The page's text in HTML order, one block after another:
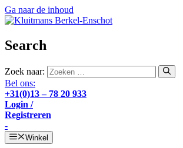
Ga naar de inhoud
Search
Zoek naar:
Bel ons:
+31(0)13 – 78 20 933
Login /
Registreren
-
Winkel